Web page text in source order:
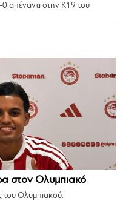
απέναντι στην Κ19 του
στον Ολυμπιακό
του Ολυμπιακού.